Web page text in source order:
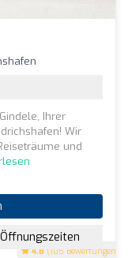
4.8 (105 Bewertungen)
Ihrer
Wir
und
Öffnungszeiten